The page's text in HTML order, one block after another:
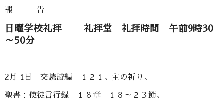
報 告
日曜学校礼拝 礼拝堂 礼拝時間 午前9時30
～50分
2月 1日 交読詩編 １２１、主の祈り、
聖書：使徒言行録 １８章 １８～２３節、